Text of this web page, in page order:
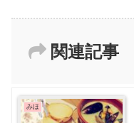
関連記事
みほ